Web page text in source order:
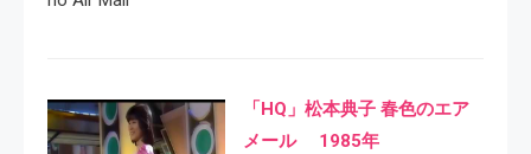
「HQ」松本典子 春色のエア
メール 1985年